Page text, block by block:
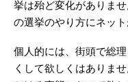
挙は殆ど変化がありま
の選挙のやり方にネッ
個人的には、街頭で総
くして欲しくはありま